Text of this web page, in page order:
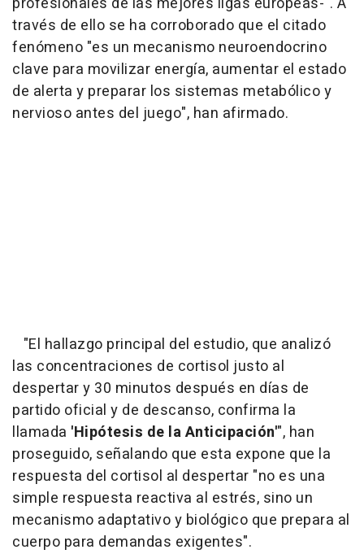
través de ello se ha corroborado que el citado
fenómeno "es un mecanismo neuroendocrino
clave para movilizar energía, aumentar el estado
de alerta y preparar los sistemas metabólico y
nervioso antes del juego", han afirmado.
"El hallazgo principal del estudio, que analizó
las concentraciones de cortisol justo al
despertar y 30 minutos después en días de
partido oficial y de descanso, confirma la
llamada 'Hipótesis de la Anticipación'", han
proseguido, señalando que esta expone que la
respuesta del cortisol al despertar "no es una
simple respuesta reactiva al estrés, sino un
mecanismo adaptativo y biológico que prepara al
cuerpo para demandas exigentes".